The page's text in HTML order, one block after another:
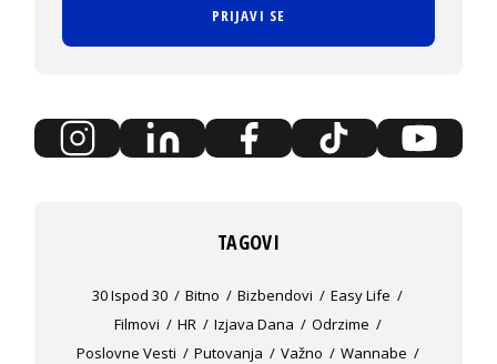
PRIJAVI SE
TAGOVI
30 Ispod 30 Bitno Bizbendovi
Easy Life
Filmovi
HR Izjava Dana
Odrzime
Poslovne Vesti
Putovanja Važno
Wannabe